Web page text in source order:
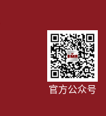
官方公众号